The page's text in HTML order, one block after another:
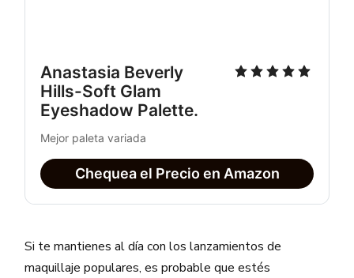
Anastasia Beverly
Hills-Soft Glam
Eyeshadow Palette.
Mejor paleta variada
Chequea el Precio en Amazon
Si te mantienes al día con los lanzamientos de
maquillaje populares, es probable que estés